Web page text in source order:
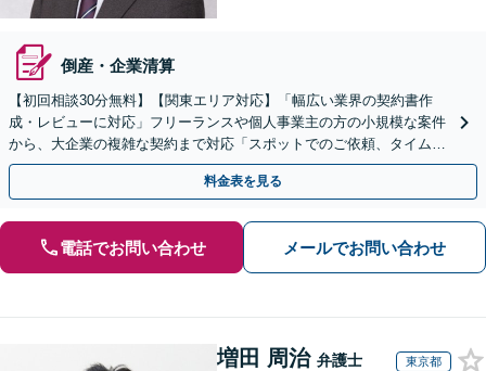
倒産・企業清算
【初回相談30分無料】【関東エリア対応】「幅広い業界の契約書作
成・レビューに対応」フリーランスや個人事業主の方の小規模な案件
から、大企業の複雑な契約まで対応「スポットでのご依頼、タイムチ
ャージでの対応も承っております」【休日・夜間相談可】
料金表を見る
電話でお問い合わせ メールでお問い合わせ
増田 周治 弁護士 東京都